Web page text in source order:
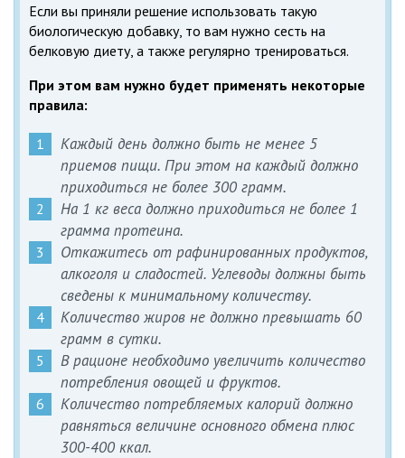
Если вы приняли решение использовать такую
биологическую добавку, то вам нужно сесть на
белковую диету, а также регулярно тренироваться.
При этом вам нужно будет применять некоторые
правила:
Каждый день должно быть не менее 5
приемов пищи. При этом на каждый должно
приходиться не более 300 грамм.
На 1 кг веса должно приходиться не более 1
грамма протеина.
Откажитесь от рафинированных продуктов,
алкоголя и сладостей. Углеводы должны быть
сведены к минимальному количеству.
Количество жиров не должно превышать 60
грамм в сутки.
В рационе необходимо увеличить количество
потребления овощей и фруктов.
Количество потребляемых калорий должно
равняться величине основного обмена плюс
300-400 ккал.